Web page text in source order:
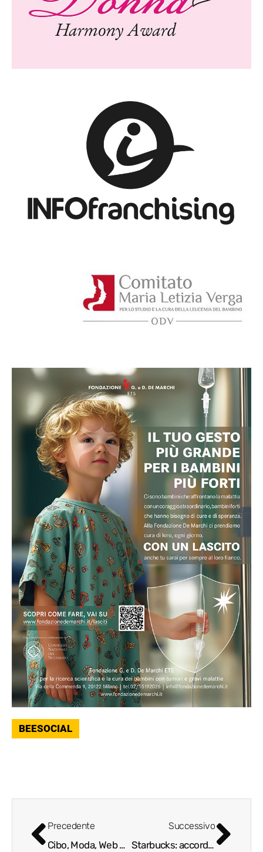
BEESOCIAL
Precedente
Cibo, Moda, Web & Design, quando il Made in Italy diventa una Start Up
Successivo
Starbucks: accordo globale con Princi – franchising caffetterie